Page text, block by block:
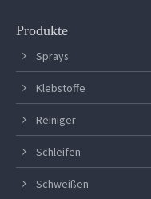
Produkte
Sprays
Klebstoffe
Reiniger
Schleifen
Schweißen